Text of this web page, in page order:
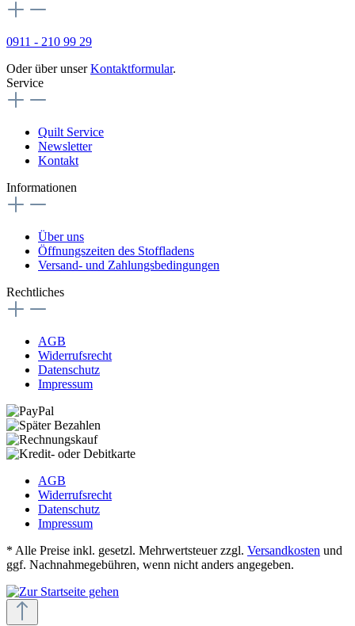
0911 - 210 99 29
Oder über unserKontaktformular.
Service
Quilt Service
Newsletter
Kontakt
Informationen
Über uns
Öffnungszeiten des Stoffladens
Versand- und Zahlungsbedingungen
Rechtliches
AGB
Widerrufsrecht
Datenschutz
Impressum
AGB
Widerrufsrecht
Datenschutz
Impressum
* Alle Preise inkl. gesetzl. Mehrwertsteuer zzgl. Versandkosten und
ggf. Nachnahmegebühren, wenn nicht anders angegeben.